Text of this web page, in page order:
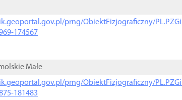
prng/ObiektFizjograficzny/
174567
Małe
prng/ObiektFizjograficzny/
181483